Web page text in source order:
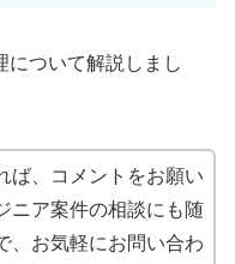
について解説しまし
ば、コメントをお願い
ニア案件の相談にも随
、お気軽にお問い合わ